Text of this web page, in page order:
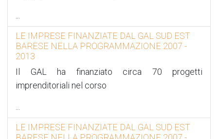
...
LE IMPRESE FINANZIATE DAL GAL SUD EST
BARESE NELLA PROGRAMMAZIONE 2007 -
2013
Il GAL ha finanziato circa 70 progetti
imprenditoriali nel corso
...
LE IMPRESE FINANZIATE DAL GAL SUD EST